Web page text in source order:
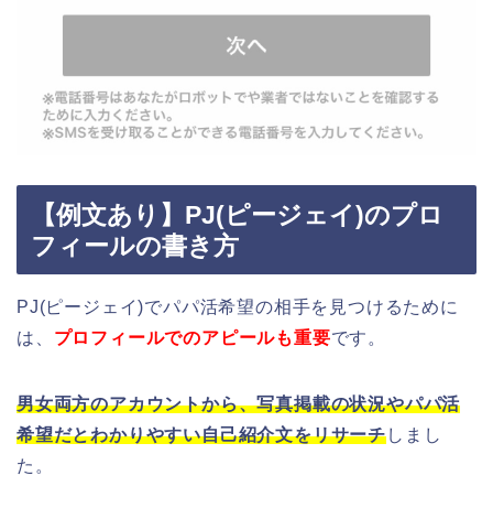
【例文あり】PJ(ピージェイ)のプロ
フィールの書き方
PJ(ピージェイ)でパパ活希望の相手を見つけるために
は、 プロフィールでのアピールも重要です。
男女両方のアカウントから、写真掲載の状況やパパ活
希望だとわかりやすい自己紹介文をリサーチしまし
た。